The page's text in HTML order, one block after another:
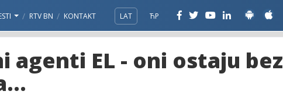
RTV BN KONTAKT LAT ЋР
agenti EL - oni ostaju bez